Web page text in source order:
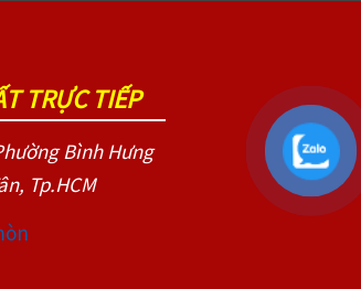
TRỰC TIẾP
Bình Hưng
Tp.HCM